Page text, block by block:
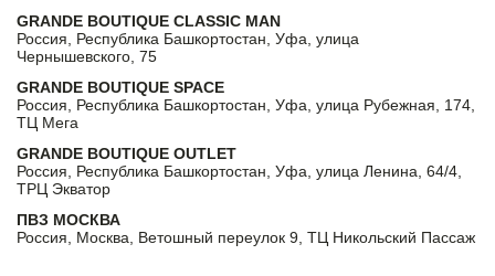
GRANDE BOUTIQUE CLASSIC MAN
Россия, Республика Башкортостан, Уфа, улица
Чернышевского, 75
GRANDE BOUTIQUE SPACE
Россия, Республика Башкортостан, Уфа, улица Рубежная, 174,
ТЦ Мега
GRANDE BOUTIQUE OUTLET
Россия, Республика Башкортостан, Уфа, улица Ленина, 64/4,
ТРЦ Экватор
ПВЗ МОСКВА
Россия, Москва, Ветошный переулок 9, ТЦ Никольский Пассаж